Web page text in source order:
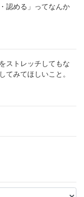
認める」ってなんか
ストレッチしてもな
てみてほしいこと。